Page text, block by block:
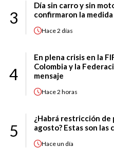
3
Día sin carro y sin
confirmaron la
Hace2 días
4
En plena crisis en la
Colombia y la
mensaje
Hace2 horas
5
¿Habrá restricción
agosto? Estas son las
Haceun día